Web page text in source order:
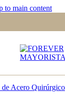
to main content